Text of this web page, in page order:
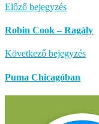
Előző bejegyzés
Robin Cook – Ragály
Következő bejegyzés
Puma Chicagóban